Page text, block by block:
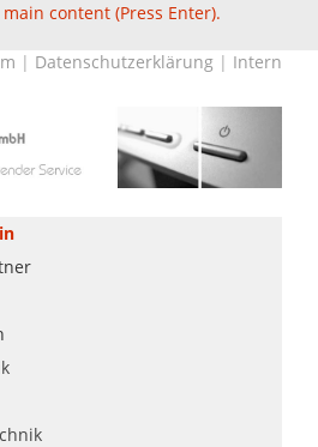
content (Press Enter).
| Datenschutzerklärung | Intern